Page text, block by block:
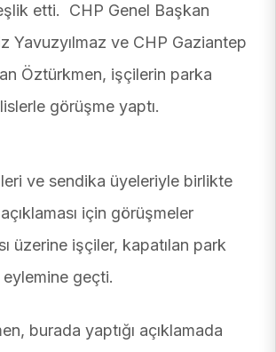
etti. CHP Genel Başkan
Yavuzyılmaz ve CHP Gaziantep
Öztürkmen, işçilerin parka
görüşme yaptı.
ve sendika üyeleriyle birlikte
için görüşmeler
üzerine işçiler, kapatılan park
geçti.
burada yaptığı açıklamada